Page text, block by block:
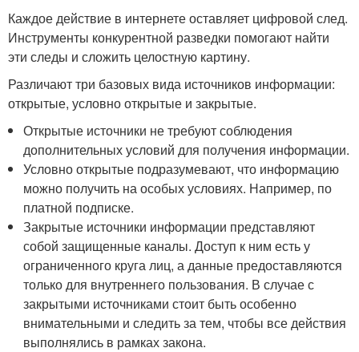
Каждое действие в интернете оставляет цифровой след.
Инструменты конкурентной разведки помогают найти
эти следы и сложить целостную картину.
Различают три базовых вида источников информации:
открытые, условно открытые и закрытые.
Открытые источники не требуют соблюдения
дополнительных условий для получения информации.
Условно открытые подразумевают, что информацию
можно получить на особых условиях. Например, по
платной подписке.
Закрытые источники информации представляют
собой защищенные каналы. Доступ к ним есть у
ограниченного круга лиц, а данные предоставляются
только для внутреннего пользования. В случае с
закрытыми источниками стоит быть особенно
внимательными и следить за тем, чтобы все действия
выполнялись в рамках закона.